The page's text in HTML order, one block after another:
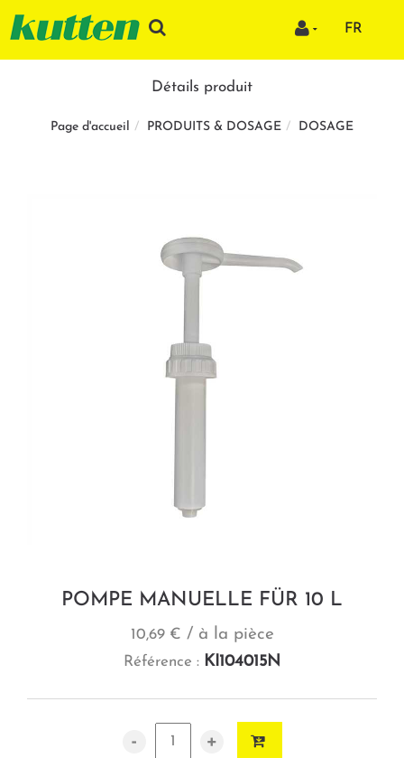
FR
Détails produit
Page d'accueil PRODUITS & DOSAGE DOSAGE
POMPE MANUELLE FÜR 10 L
10,69 € / à la pièce
Référence : KI104015N
- +